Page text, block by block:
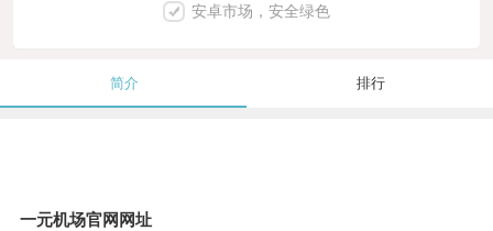
安卓市场，安全绿色
简介 排行
一元机场官网网址